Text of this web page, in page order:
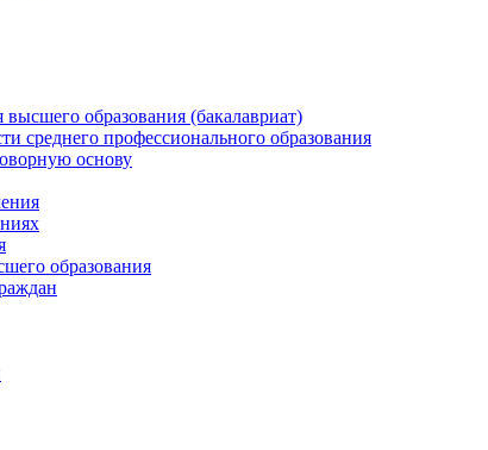
образования (бакалавриат)
среднего профессионального образования
основу
образования